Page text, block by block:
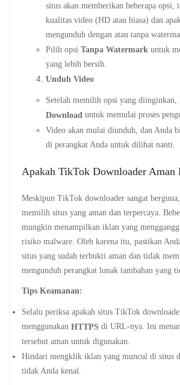
situs akan memberikan beberapa opsi,
kualitas video (HD atau biasa) dan
mengunduh dengan atau tanpa
Pilih opsi Tanpa Watermark untuk
yang lebih bersih.
Unduh Video
Setelah memilih opsi yang
Download untuk memulai proses
Video akan mulai diunduh, dan Anda
di perangkat Anda untuk dilihat nanti.
Apakah TikTok Downloader Aman
Meskipun TikTok downloader sangat
memilih situs yang aman dan terpercaya.
mungkin menampilkan iklan yang
risiko malware. Oleh karena itu, pastikan
situs yang sudah terbukti aman dan tidak
mengunduh perangkat lunak tambahan yang
Tips Keamanan:
Selalu periksa apakah situs TikTok
menggunakan HTTPS di URL-nya. Ini
tersebut aman untuk digunakan.
Hindari mengklik iklan yang muncul di situs
tidak Anda kenal.